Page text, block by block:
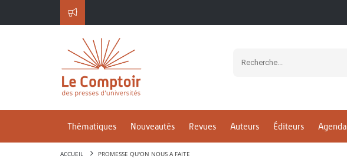
Thématiques Nouveautés Revues Auteurs Éditeurs Agenda
ACCUEIL PROMESSE QU'ON NOUS A FAITE